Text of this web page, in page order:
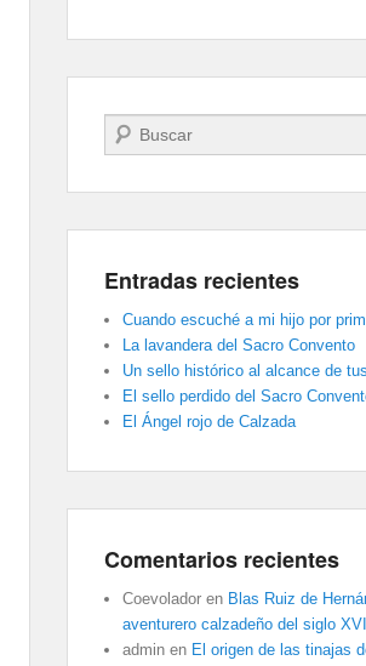
Buscar
Entradas recientes
Cuando escuché a mi hijo por
La lavandera del Sacro Convento
Un sello histórico al alcance de
El sello perdido del Sacro
El Ángel rojo de Calzada
Comentarios recientes
Coevolador en Blas Ruiz de
aventurero calzadeño del siglo
admin en El origen de las tinajas